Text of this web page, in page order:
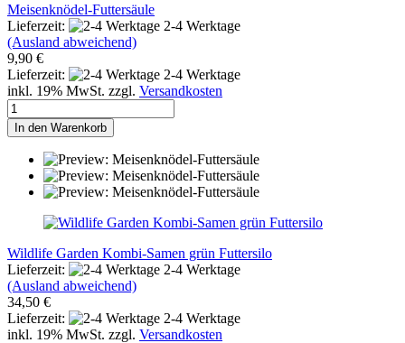
Meisenknödel-Futtersäule
Lieferzeit:
2-4 Werktage
(Ausland abweichend)
9,90 €
Lieferzeit:
2-4 Werktage
inkl. 19% MwSt. zzgl. Versandkosten
In den Warenkorb
Wildlife Garden Kombi-Samen grün Futtersilo
Lieferzeit:
2-4 Werktage
(Ausland abweichend)
34,50 €
Lieferzeit:
2-4 Werktage
inkl. 19% MwSt. zzgl. Versandkosten